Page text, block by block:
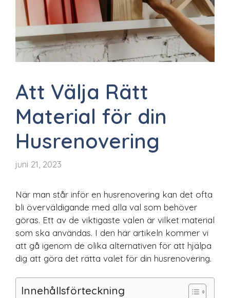
Att Välja Rätt
Material för din
Husrenovering
juni 21, 2023
När man står inför en husrenovering kan det ofta
bli överväldigande med alla val som behöver
göras. Ett av de viktigaste valen är vilket material
som ska användas. I den här artikeln kommer vi
att gå igenom de olika alternativen för att hjälpa
dig att göra det rätta valet för din husrenovering.
Innehållsförteckning